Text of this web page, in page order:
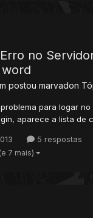
no
postou marvadon
para logar
aparece a lista de
disso. preciso
5 respostas
(e 7 mais)